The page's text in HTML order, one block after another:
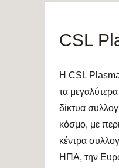
CSL
Η CSL Plasma
τα μεγαλύτερα
δίκτυα
κόσμο, με
κέντρα
ΗΠΑ, την